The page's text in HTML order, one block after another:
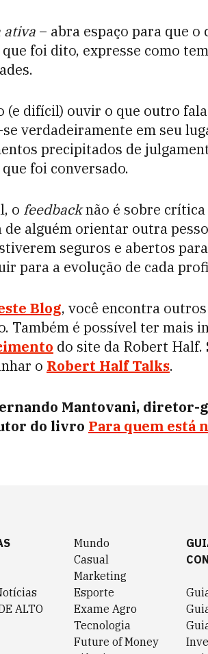
ativa – abra espaço para que
foi dito, expresse como
(e difícil) ouvir o que outro
verdadeiramente em seu
precipitados de
foi conversado.
o feedbacknão é sobre
de alguém orientar outra
seguros e abertos
para a evolução de cada
Blog, você encontra
Também é possível ter mais
do site da Robert Half.
o Robert Half Talks.
Mantovani, diretor-
do livro Para quem está
ALTO
Mundo
Casual
Marketing
Esporte
Exame Agro
Tecnologia
Future of Money